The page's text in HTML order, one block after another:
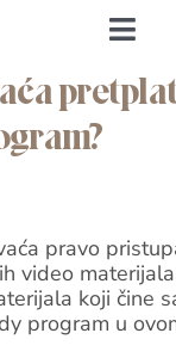
Toggle
pravo
video
koji čine
program u